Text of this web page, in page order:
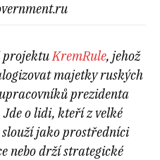
projektuKremRule, jehož
majetky ruských
prezidenta
o lidi, kteří z velké
jako prostředníci
nebo drží strategické